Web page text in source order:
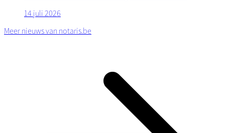
14 juli 2026
Meer nieuws van notaris.be